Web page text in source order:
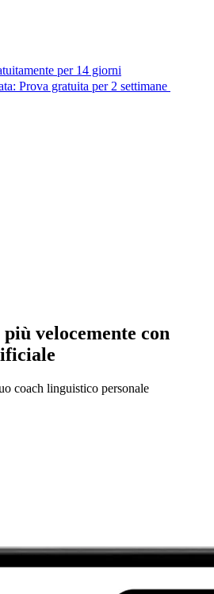
per 14 giorni
Prova gratuita per 2 settimane
velocemente con
coach linguistico personale